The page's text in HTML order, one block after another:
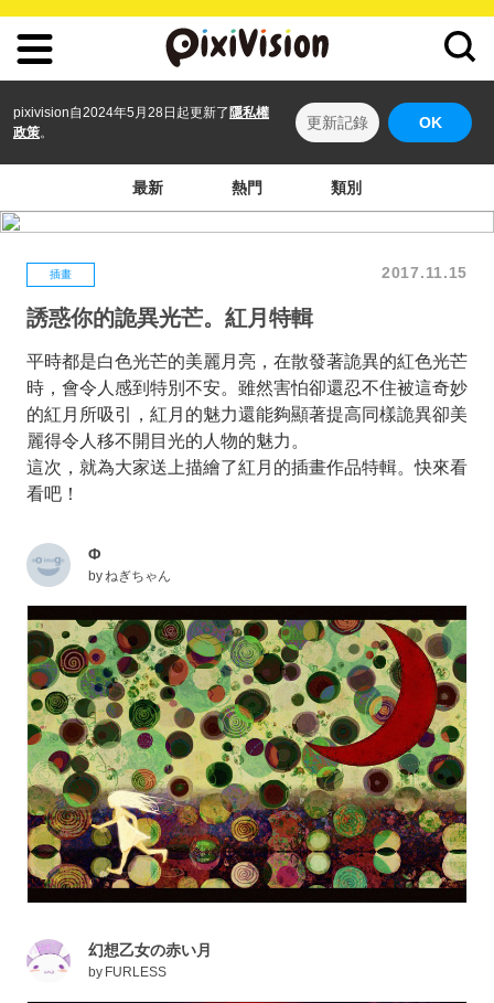
pixivision自2024年5月28日起更新了 隱私權
政策。
更新記錄 OK
最新 熱門 類別
插畫 2017.11.15
誘惑你的詭異光芒。紅月特輯
平時都是白色光芒的美麗月亮，在散發著詭異的紅色光芒
時，會令人感到特別不安。雖然害怕卻還忍不住被這奇妙
的紅月所吸引，紅月的魅力還能夠顯著提高同樣詭異卻美
麗得令人移不開目光的人物的魅力。
這次，就為大家送上描繪了紅月的插畫作品特輯。快來看
看吧！
Φ
byねぎちゃん
幻想乙女の赤い月
by FURLESS